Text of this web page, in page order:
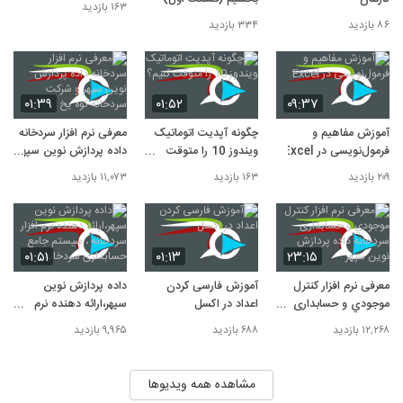
10
داده پردازش نوین سپهر، ارائه دهنده نرم افزار
سردخانه ، سیستم جامع حسابداری سردخانه ۸۶ بازدید ۳۳۴ بازدید
۱۶۳ بازدید
۰۹:۳۷
آموزش مفاهیم و
فرمول‌نویسی در Excel
۲۰۹ بازدید
۰۱:۵۲
چگونه آپدیت اتوماتیک
ویندوز 10 را متوقت
کنیم؟
۱۶۳ بازدید
۰۱:۳۹
معرفی نرم افزار سردخانه
داده پردازش نوین سپهر
۱۱,۰۷۳ بازدید
۲۳:۱۵
معرفی نرم افزار کنترل
موجودي و حسابداری
سردخانه داده پردازش
نوین سپهر
۱۲,۲۶۸ بازدید
۰۱:۱۳
آموزش فارسی کردن
اعداد در اکسل
۶۸۸ بازدید
۰۱:۵۱
داده پردازش نوین
سپهر،ارائه دهنده نرم
افزار سردخانه ، سیستم
جامع حسابداری سردخانه
۹,۹۶۵ بازدید
مشاهده همه ویدیوها